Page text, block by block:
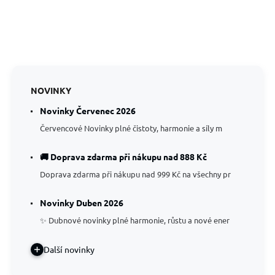
NOVINKY
Novinky Červenec 2026
Červencové Novinky plné čistoty, harmonie a síly m
🚚 Doprava zdarma při nákupu nad 888 Kč
Doprava zdarma při nákupu nad 999 Kč na všechny pr
Novinky Duben 2026
✨ Dubnové novinky plné harmonie, růstu a nové ener
Další novinky